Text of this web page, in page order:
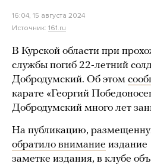
16:04, 15 августа 2024
Источник: 161.ru
В Курской области при
службы погиб 22-летний
Добродумский. Об этом
карате «Георгий
Добродумский много лет
На публикацию,
обратило внимание издание
заметке издания, в клубе